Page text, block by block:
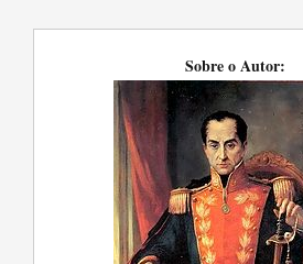
Sobre o Autor: